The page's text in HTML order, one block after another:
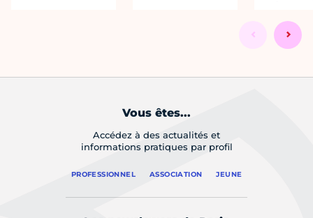
Vous êtes...
Accédez à des actualités et
informations pratiques par profil
PROFESSIONNEL ASSOCIATION JEUNE